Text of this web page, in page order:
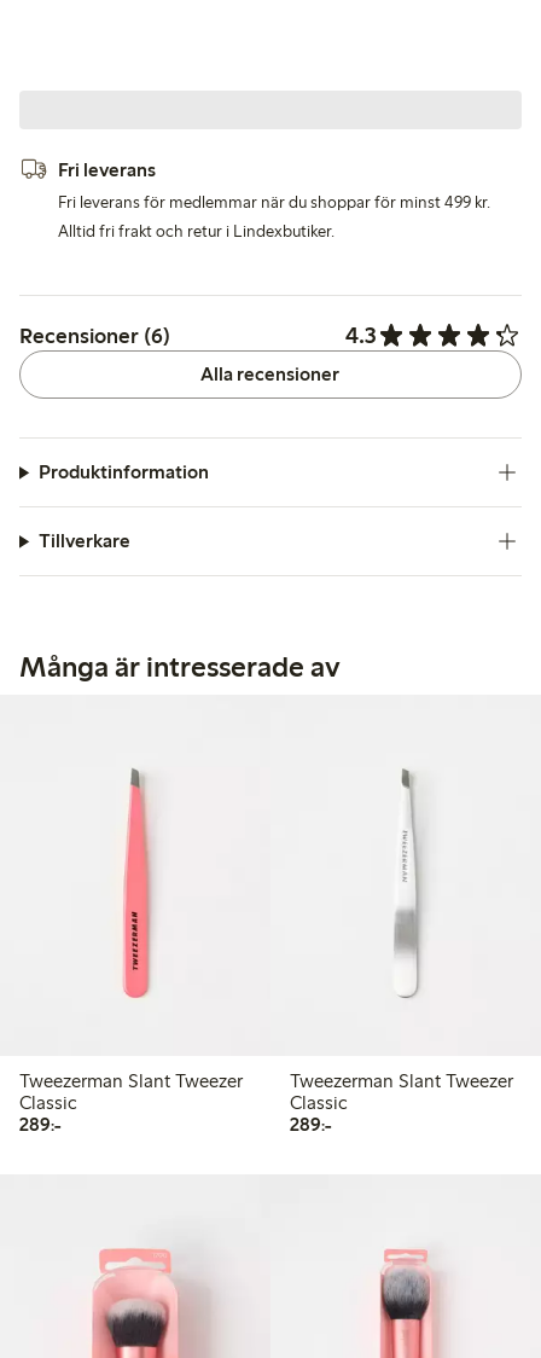
Fri leverans
Fri leverans för medlemmar när du shoppar för minst 499 kr.
Alltid fri frakt och retur i Lindexbutiker.
Recensioner (6) 4.3
Alla recensioner
Produktinformation
Tillverkare
Många är intresserade av
Tweezerman Slant Tweezer
Classic
289:-289,00 kr
Tweezerman Slant Tweezer
Classic
289:-289,00 kr